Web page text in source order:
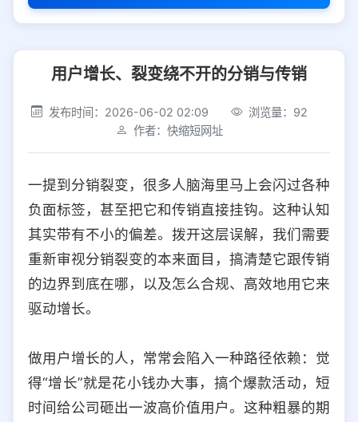
访问密码
社交平台 电商平台
选择防红平台类型，避免链接被拦截
iOS Android PC 其他
选择允许访问的平台类型
用户增长、裂变绕不开的分销与传销
发布时间：2026-06-02 02:09
浏览量：92
作者：快缩短网址
一提到分销裂变，很多人脑海里马上会闪过各种
负面标签，甚至把它和传销直接挂钩。这种认知
其实带有不小的偏差。拨开这层误解，我们需要
重新审视分销裂变的本来面目，搞清楚它跟传销
的边界到底在哪，以及怎么合规、高效地用它来
驱动增长。
做用户增长的人，常常会陷入一种路径依赖：觉
得“增长”就是花小钱办大事，搞个爆款活动，短
时间给公司砸出一波高价值用户。这种粗暴的期